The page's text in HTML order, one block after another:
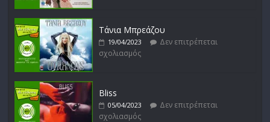
σχολιασμός
Τάνια Μπρεάζου
19/04/2023
Δεν επιτρέπεται
σχολιασμός
Bliss
05/04/2023
Δεν επιτρέπεται
σχολιασμός